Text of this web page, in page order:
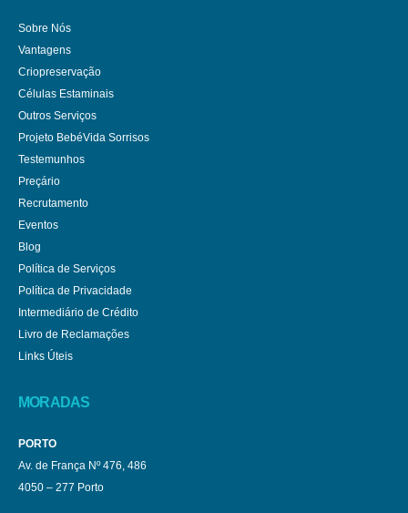
Sobre Nós
Vantagens
Criopreservação
Células Estaminais
Outros Serviços
Projeto BebéVida Sorrisos
Testemunhos
Preçário
Recrutamento
Eventos
Blog
Política de Serviços
Política de Privacidade
Intermediário de Crédito
Livro de Reclamações
Links Úteis
MORADAS
PORTO
Av. de França Nº 476, 486
4050 – 277 Porto